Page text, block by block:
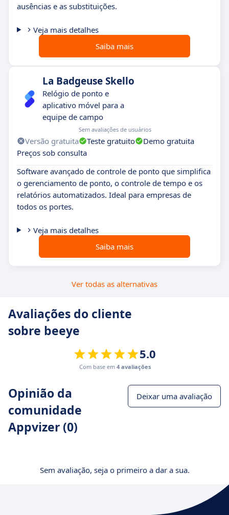
ausências e as substituições.
Veja mais detalhes
Saiba mais
La Badgeuse Skello
Relógio de ponto e
aplicativo móvel para a
equipe de campo
Sem avaliações de usuários
Versão gratuita Teste gratuito
Demo gratuita
Preços sob consulta
Software avançado de controle de ponto que simplifica
o gerenciamento de ponto, o controle de tempo e os
relatórios automatizados. Ideal para empresas de
todos os portes.
Veja mais detalhes
Saiba mais
Ver todas as alternativas
Avaliações do cliente
sobre beeye
5.0
Com base em 4 avaliações
Opinião da
comunidade
Appvizer (0)
Deixar uma avaliação
Sem avaliação, seja o primeiro a dar a sua.